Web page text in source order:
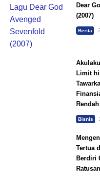
Dear
(2007)
Berita
Limit
Rendah
Bisnis
Tertua
Berdiri